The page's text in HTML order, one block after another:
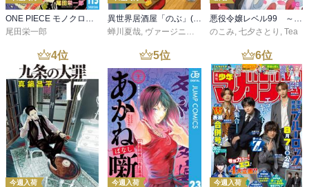
尾田栄一郎
蝉川夏哉 ヴァージニア二等兵 ,転
のこみ 七夕さとり Tea
4位
今週入荷
5位
今週入荷
6位
今週入荷